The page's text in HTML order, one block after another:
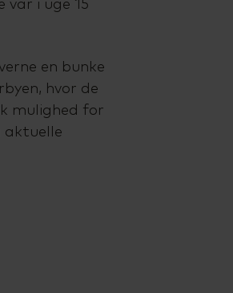
var i uge 15
en bunke
hvor de
mulighed for